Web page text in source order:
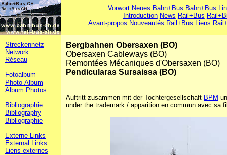
Vorwort Neues Bahn+Bus Bahn+Bus
Introduction News Rail+Bus
Avant-propos Nouveautés Rail+Bus Liens
Streckennetz
Network
Réseau
Fotoalbum
Photo Album
Album Photos
Bibliographie
Bibliography
Bibliographie
Externe Links
External Links
Liens externes
Bergbahnen Obersaxen (BO)
Obersaxen Cableways (BO)
Remontées Mécaniques d'Obersaxen (BO)
Pendicularas Sursaissa (BO)
Auftritt zusammen mit der Tochtergesellschaft BPM
under the trademark / apparition en commun avec sa